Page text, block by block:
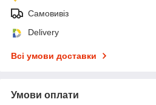
Самовивіз
Delivery
Всі умови доставки
Умови оплати